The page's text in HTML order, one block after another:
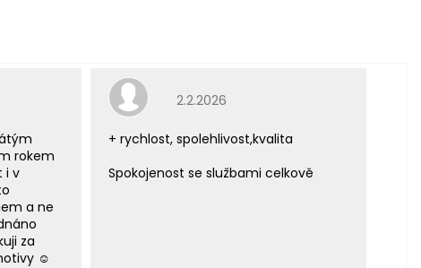
je 5 z 5 hvězdiček.
rokem
i v
a ne
za
☺️
Hodnocení obchodu je 5 z 5 hvězdiček.
2.2.2026
+ rychlost, spolehlivost,kvalita
Spokojenost se službami celkově